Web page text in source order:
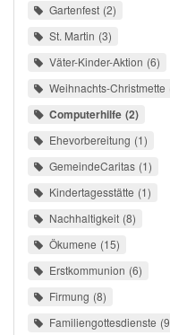
Gartenfest 2
St. Martin 3
Väter-Kinder-Aktion 6
Weihnachts-Christmette
Computerhilfe 2
Ehevorbereitung 1
GemeindeCaritas 1
Kindertagesstätte 1
Nachhaltigkeit 8
Ökumene 15
Erstkommunion 6
Firmung 8
Familiengottesdienste 9